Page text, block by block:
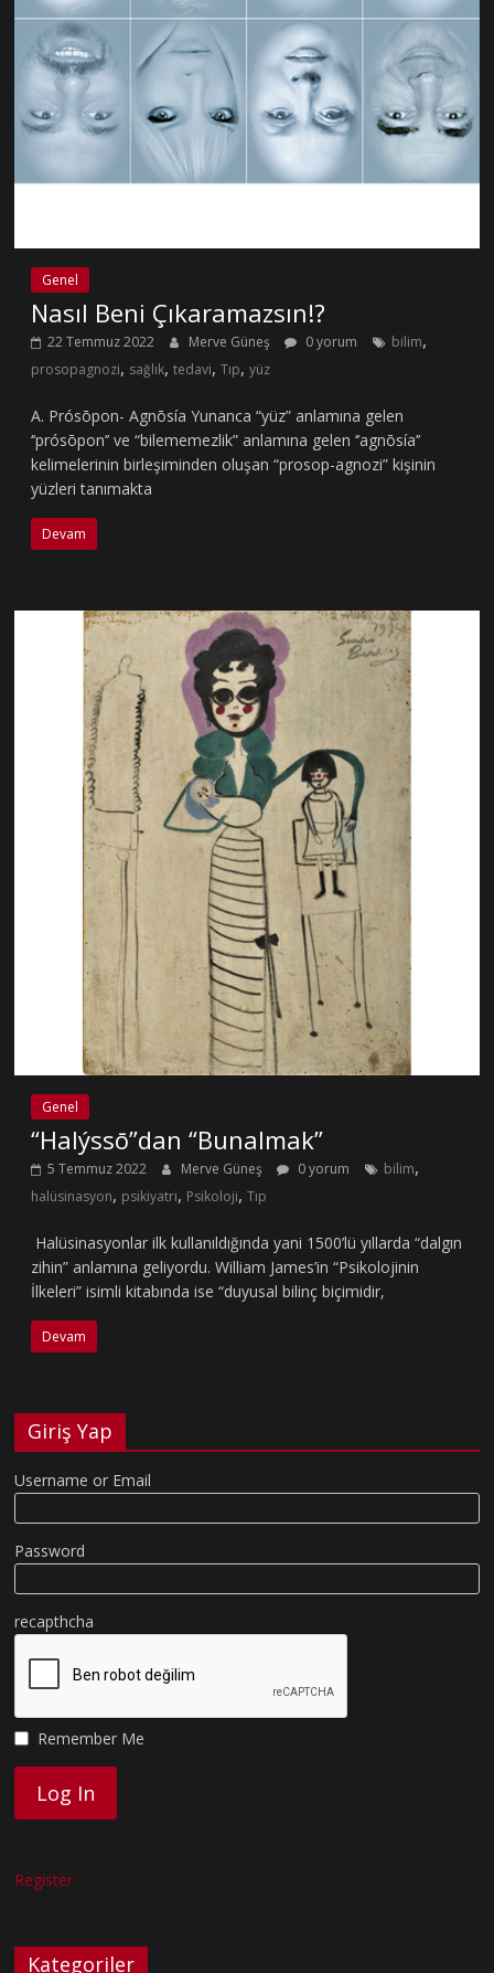
Genel
Nasıl Beni Çıkaramazsın!?
22 Temmuz 2022 Merve Güneş 0 yorum bilim,
prosopagnozi, sağlık,tedavi,Tıp,yüz
A. Prósōpon- Agnōsía Yunanca “yüz” anlamına gelen
‘’prósōpon’’ ve “bilememezlik” anlamına gelen ‘’agnōsía’’
kelimelerinin birleşiminden oluşan “prosop-agnozi” kişinin
yüzleri tanımakta
Devam
Genel
“Halýssō”dan “Bunalmak”
5 Temmuz 2022 Merve Güneş 0 yorum bilim,
halüsinasyon, psikiyatri, Psikoloji,Tıp
Halüsinasyonlar ilk kullanıldığında yani 1500’lü yıllarda “dalgın
zihin” anlamına geliyordu. William James’in “Psikolojinin
İlkeleri” isimli kitabında ise “duyusal bilinç biçimidir,
Devam
Giriş Yap
Username or Email
Password
recapthcha
Remember Me
Register
Kategoriler